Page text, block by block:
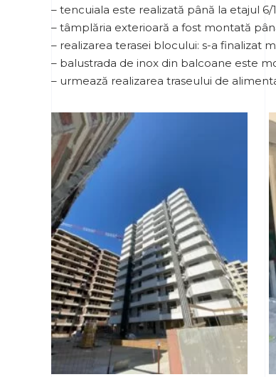
– tencuiala este realizată până la etajul 6/
– tâmplăria exterioară a fost montată
– realizarea terasei blocului: s-a finalizat
– balustrada de inox din balcoane este
– urmează realizarea traseului de